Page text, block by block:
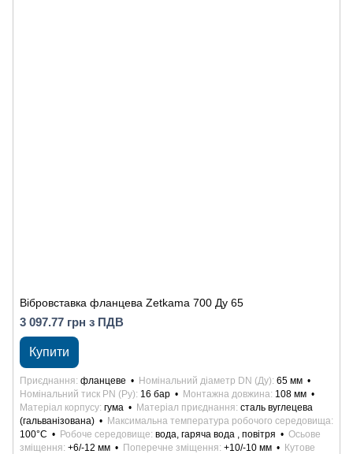
Вібровставка фланцева Zetkama 700 Ду 65
3 097.77 грн з ПДВ
Купити
Приєднання фланцеве Номінальний діаметр DN (Ду) 65 мм
Номінальний тиск PN (Ру) 16 бар Монтажна довжина 108 мм
Матеріал корпусу гума Матеріал приєднання сталь вуглецева
(гальванізована)
Максимальна температура робочого середовища
100°С
Робоче середовище вода, гаряча вода , повітря
Осьове
зміщення +6/-12 мм Поперечне зміщення +10/-10 мм
Кутове